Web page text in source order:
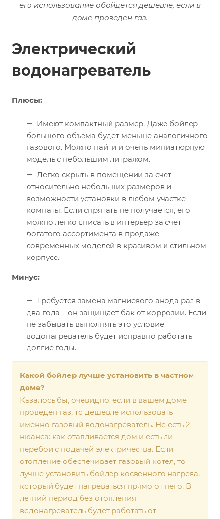
его использование обойдется дешевле, если в
доме проведен газ.
Электрический
водонагреватель
Плюсы:
Имеют компактный размер. Даже бойлер
большого объема будет меньше аналогичного
газового. Можно найти и очень миниатюрную
модель с небольшим литражом.
Легко скрыть в помещении за счет
относительно небольших размеров и
возможности установки в любом участке
комнаты. Если спрятать не получается, его
можно легко вписать в интерьер за счет
богатого ассортимента в продаже
современных моделей в красивом и стильном
корпусе.
Минус:
Требуется замена магниевого анода раз в
два года – он защищает бак от коррозии. Если
не забывать выполнять это условие,
водонагреватель будет исправно работать
долгие годы.
Какой бойлер лучше установить в частном
доме?
Казалось бы, очевидно: если в вашем доме
проведен газ, то дешевле использовать
именно газовый водонагреватель. Но есть 2
нюанса: как отапливается дом и есть ли
перебои с подачей электричества. Если
отопление обеспечивает газовый котел, то
лучше установить бойлер косвенного нагрева,
который будет нагреваться прямо от него. В
летний период без отопления
водонагреватель будет работать от